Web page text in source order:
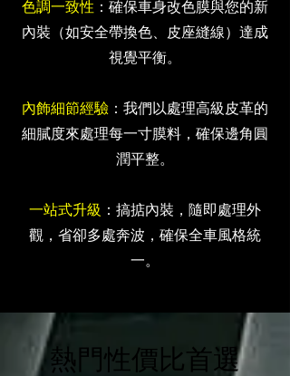
色調一致性 ：確保車身改色膜與您的新
內裝（如安全帶換色、皮座縫線）達成
視覺平衡。
內飾細節經驗 ：我們以處理高級皮革的
細膩度來處理每一寸膜料，確保邊角圓
潤平整。
一站式升級 ：搞掂內裝，隨即處理外
觀，省卻多處奔波，確保全車風格統
一。
熱門性價比首選